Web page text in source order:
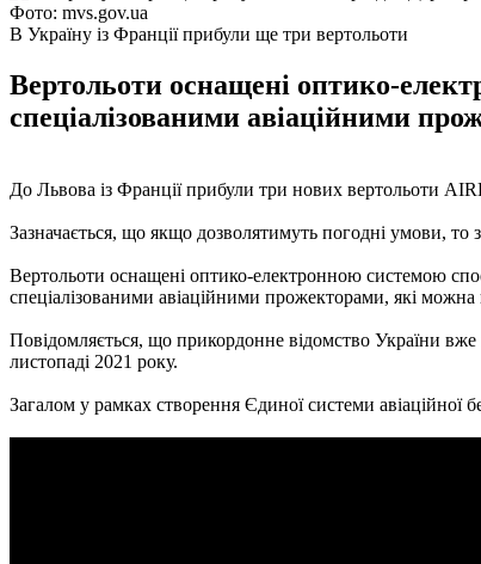
Фото: mvs.gov.ua
В Україну із Франції прибули ще три вертольоти
Вертольоти оснащені оптико-
спеціалізованими авіаційними
До Львова із Франції прибули три нових вертольоти
Зазначається, що якщо дозволятимуть погодні умови, то
Вертольоти оснащені оптико-електронною системою
спеціалізованими авіаційними прожекторами, які
Повідомляється, що прикордонне відомство України
листопаді 2021 року.
Загалом у рамках створення Єдиної системи